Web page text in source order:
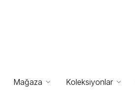
Mağaza Koleksiyonlar